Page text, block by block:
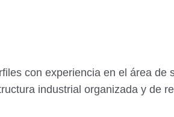
con experiencia en el área de
industrial organizada y de